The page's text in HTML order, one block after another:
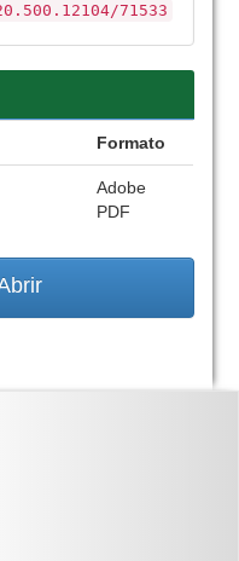
71533
Formato
Adobe
PDF